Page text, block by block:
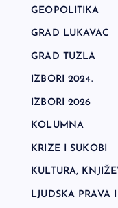
GEOPOLITIKA
GRAD LUKAVAC
GRAD TUZLA
IZBORI 2024.
IZBORI 2026
KOLUMNA
KRIZE I SUKOBI
KULTURA,
LJUDSKA PRAVA